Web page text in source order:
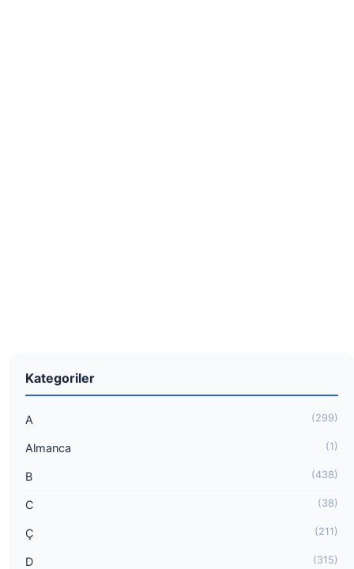
Kategoriler
A (299)
Almanca (1)
B (438)
C (38)
Ç (211)
D (315)